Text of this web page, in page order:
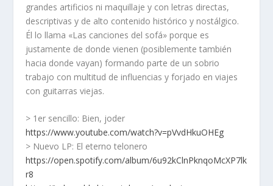
grandes artificios ni maquillaje y con letras directas,
descriptivas y de alto contenido histórico y nostálgico.
Él lo llama «Las canciones del sofá» porque es
justamente de donde vienen (posiblemente también
hacia donde vayan) formando parte de un sobrio
trabajo con multitud de influencias y forjado en viajes
con guitarras viejas.
> 1er sencillo: Bien, joder
https://www.youtube.com/watch?v=pVvdHkuOHEg
> Nuevo LP: El eterno telonero
https://open.spotify.com/album/6u92kClnPknqoMcXP7lk
r8